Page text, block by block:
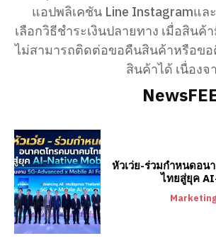
แอปพลิเคชัน Line Instagramแล
เลือกวิธีชำระเงินปลายทาง เมื่อสิน
ไม่สามารถติดต่อขอคืนสินค้าหรือขอ
สินค้าได้ เนื่อง
หัวเว่ย-ร่วมกำหนดอน
ไทยสู่ยุค